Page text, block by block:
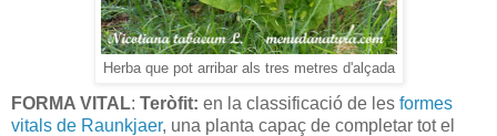
Herba que pot arribar als tres metres d'alçada
FORMA VITAL: Teròfit: en la classificació de les formes
vitals de Raunkjaer, una planta capaç de completar tot el